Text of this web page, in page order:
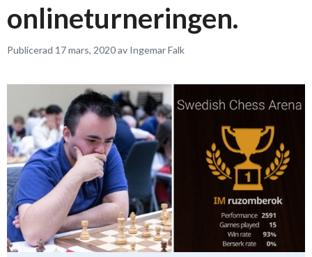
onlineturneringen.
Publicerad 17 mars, 2020 av Ingemar Falk